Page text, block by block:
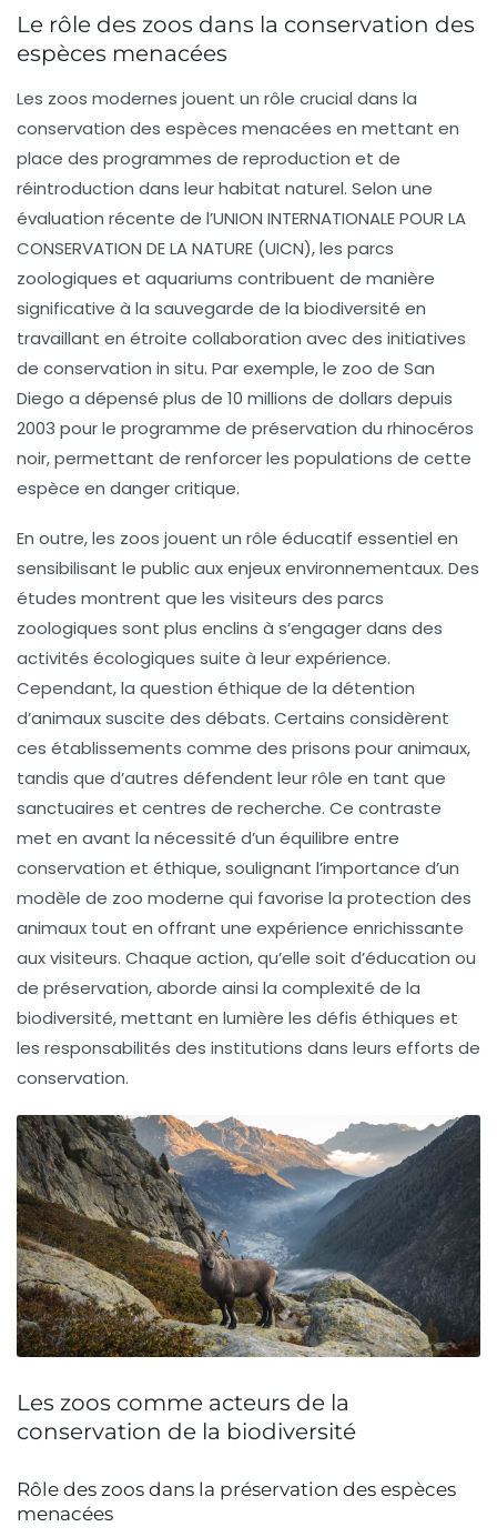
Le rôle des zoos dans la conservation des
espèces menacées
Les zoos modernes jouent un rôle crucial dans la
conservation des espèces menacées en mettant en
place des programmes de reproduction et de
réintroduction dans leur habitat naturel. Selon une
évaluation récente de l’UNION INTERNATIONALE POUR LA
CONSERVATION DE LA NATURE (UICN), les parcs
zoologiques et aquariums contribuent de manière
significative à la sauvegarde de la biodiversité en
travaillant en étroite collaboration avec des initiatives
de conservation in situ. Par exemple, le zoo de San
Diego a dépensé plus de 10 millions de dollars depuis
2003 pour le programme de préservation du rhinocéros
noir, permettant de renforcer les populations de cette
espèce en danger critique.
En outre, les zoos jouent un rôle éducatif essentiel en
sensibilisant le public aux enjeux environnementaux. Des
études montrent que les visiteurs des parcs
zoologiques sont plus enclins à s’engager dans des
activités écologiques suite à leur expérience.
Cependant, la question éthique de la détention
d’animaux suscite des débats. Certains considèrent
ces établissements comme des prisons pour animaux,
tandis que d’autres défendent leur rôle en tant que
sanctuaires et centres de recherche. Ce contraste
met en avant la nécessité d’un équilibre entre
conservation et éthique, soulignant l’importance d’un
modèle de zoo moderne qui favorise la protection des
animaux tout en offrant une expérience enrichissante
aux visiteurs. Chaque action, qu’elle soit d’éducation ou
de préservation, aborde ainsi la complexité de la
biodiversité, mettant en lumière les défis éthiques et
les responsabilités des institutions dans leurs efforts de
conservation.
Les zoos comme acteurs de la
conservation de la biodiversité
Rôle des zoos dans la préservation des espèces
menacées